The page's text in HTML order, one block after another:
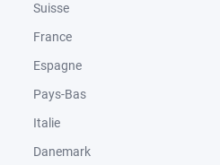
Suisse
France
Espagne
Pays-Bas
Italie
Danemark